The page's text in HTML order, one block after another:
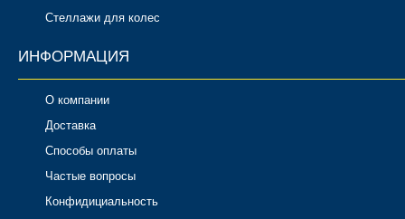
Стеллажи для колес
ИНФОРМАЦИЯ
О компании
Доставка
Способы оплаты
Частые вопросы
Конфидициальность